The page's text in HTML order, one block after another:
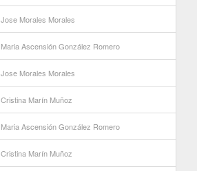
Jose Morales Morales
Maria Ascensión González Romero
Jose Morales Morales
Cristina Marín Muñoz
Maria Ascensión González Romero
Cristina Marín Muñoz